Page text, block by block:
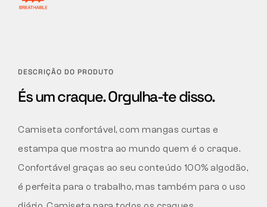
DESCRIÇÃO DO PRODUTO
És um craque. Orgulha-te disso.
Camiseta confortável, com mangas curtas e
estampa que mostra ao mundo quem é o craque.
Confortável graças ao seu conteúdo 100% algodão,
é perfeita para o trabalho, mas também para o uso